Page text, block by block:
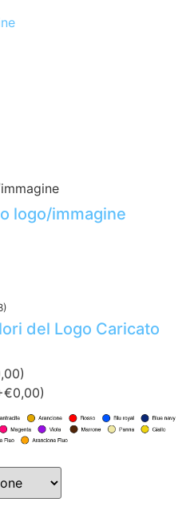
logo/immagine
del Logo Caricato